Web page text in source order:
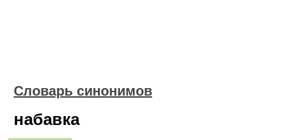
Словарь синонимов
набавка